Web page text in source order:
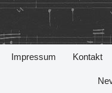
Impressum Kontakt